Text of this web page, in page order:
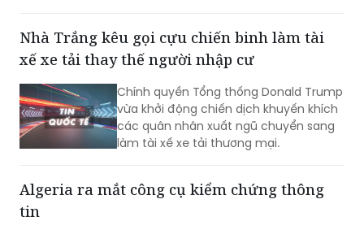
Nhà Trắng kêu gọi cựu chiến binh làm tài
xế xe tải thay thế người nhập cư
Chính quyền Tổng thống Donald Trump
vừa khởi động chiến dịch khuyến khích
các quân nhân xuất ngũ chuyển sang
làm tài xế xe tải thương mại.
Algeria ra mắt công cụ kiểm chứng thông
tin